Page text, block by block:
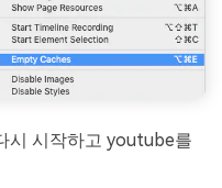
시 시작하고 youtube를